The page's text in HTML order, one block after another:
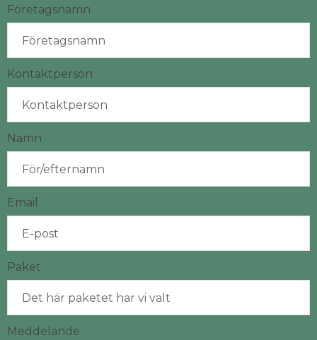
Företagsnamn
Kontaktperson
Namn
Email
Paket
Meddelande